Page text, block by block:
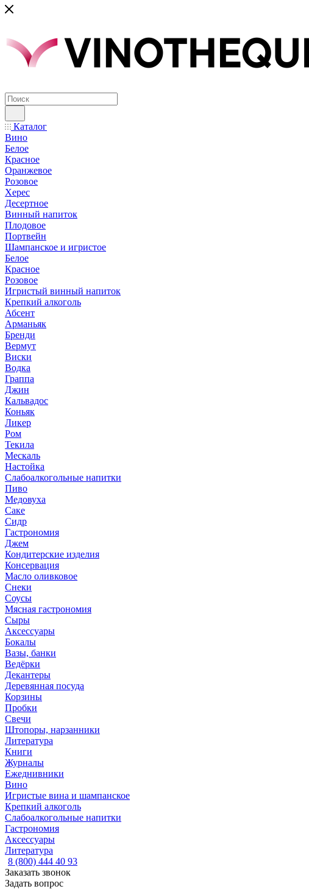
Каталог
Вино
Белое
Красное
Оранжевое
Розовое
Херес
Десертное
Винный напиток
Плодовое
Портвейн
Шампанское и игристое
Белое
Красное
Розовое
Игристый винный напиток
Крепкий алкоголь
Абсент
Арманьяк
Бренди
Вермут
Виски
Водка
Граппа
Джин
Кальвадос
Коньяк
Ликер
Ром
Текила
Мескаль
Настойка
Слабоалкогольные напитки
Пиво
Медовуха
Саке
Сидр
Гастрономия
Джем
Кондитерские изделия
Консервация
Масло оливковое
Снеки
Соусы
Мясная гастрономия
Сыры
Аксессуары
Бокалы
Вазы, банки
Ведёрки
Декантеры
Деревянная посуда
Корзины
Пробки
Свечи
Штопоры, нарзанники
Литература
Книги
Журналы
Ежеднивники
Вино
Игристые вина и шампанское
Крепкий алкоголь
Слабоалкогольные напитки
Гастрономия
Аксессуары
Литература
8 (800) 444 40 93
Заказать звонок
Задать вопрос